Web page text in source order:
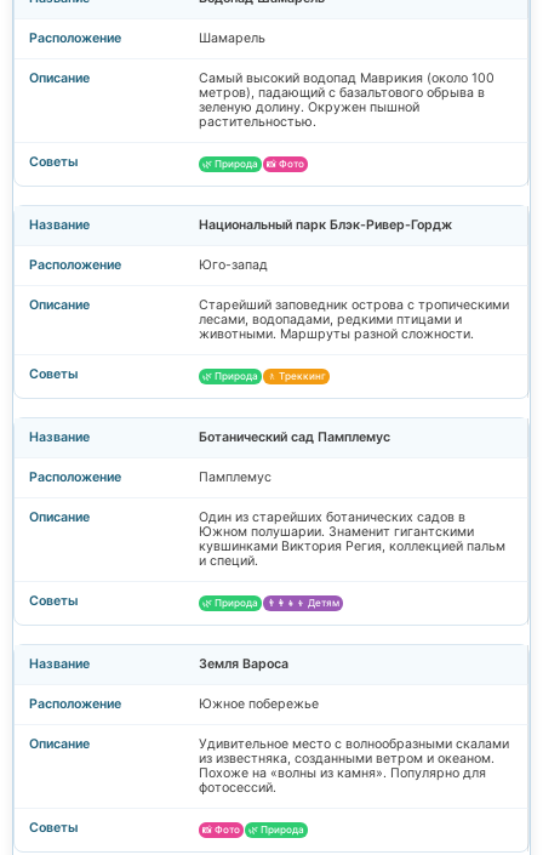
Шамарель
Самый высокий водопад Маврикия (около 100
метров), падающий с базальтового обрыва в
зеленую долину. Окружен пышной
растительностью.
🌿 Природа 📸 Фото
Национальный парк Блэк-Ривер-Гордж
Юго-запад
Старейший заповедник острова с тропическими
лесами, водопадами, редкими птицами и
животными. Маршруты разной сложности.
🌿 Природа 🚶 Треккинг
Ботанический сад Памплемус
Памплемус
Один из старейших ботанических садов в
Южном полушарии. Знаменит гигантскими
кувшинками Виктория Регия, коллекцией пальм
и специй.
🌿 Природа 👨‍👩‍👧‍👦 Детям
Земля Вароса
Южное побережье
Удивительное место с волнообразными скалами
из известняка, созданными ветром и океаном.
Похоже на «волны из камня». Популярно для
фотосессий.
📸 Фото 🌿 Природа